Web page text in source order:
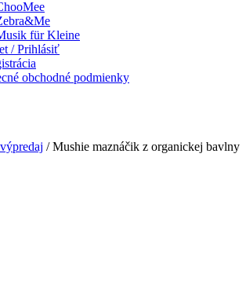
für Kleine
/ Prihlásiť
obchodné podmienky
/ Mushie maznáčik z organickej bavlny